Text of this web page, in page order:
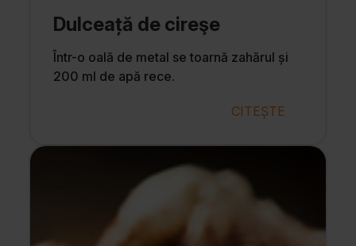
Dulceață de cireşe
Într-o oală de metal se toarnă zahărul și
200 ml de apă rece.
CITEȘTE